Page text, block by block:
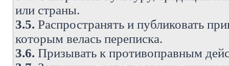
или страны.
3.5. Распространять и публиковать
которым велась переписка.
3.6. Призывать к противоправным